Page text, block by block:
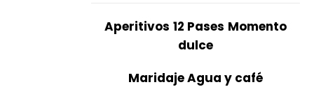
Aperitivos 12 Pases Momento
dulce
Maridaje Agua y café